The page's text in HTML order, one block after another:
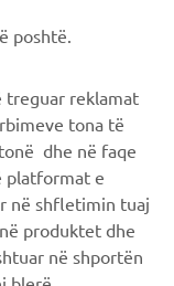
eventi speciali, le
poshtë.
treguar reklamat
tona të
dhe në faqe
platformat e
në shfletimin tuaj
produktet dhe
në shportën